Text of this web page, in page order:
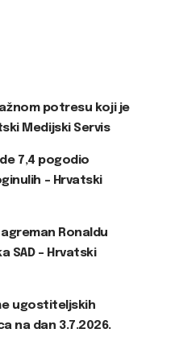
potresu koji je
Medijski Servis
7,4 pogodio
– Hrvatski
Ronaldu
SAD – Hrvatski
ugostiteljskih
na dan 3.7.2026.